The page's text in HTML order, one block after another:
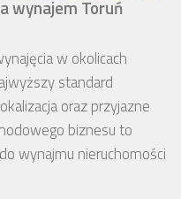
wynajem Toruń
w okolicach
standard
oraz przyjazne
biznesu to
wynajmu nieruchomości